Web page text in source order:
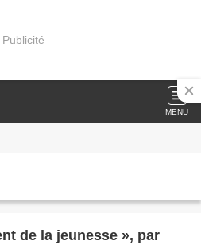
Publicité
MENU
de la jeunesse », par